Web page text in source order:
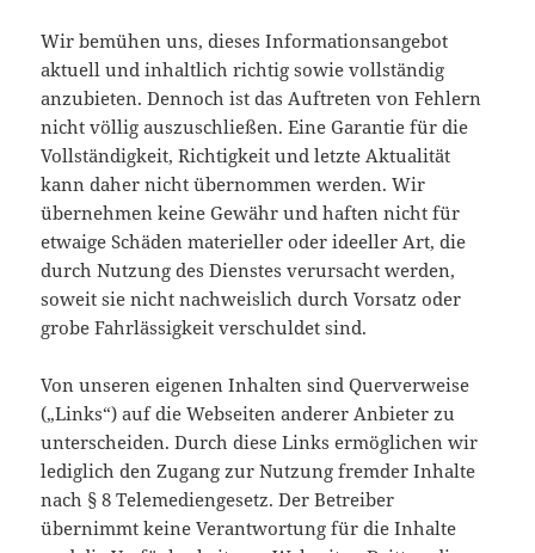
Wir bemühen uns, dieses Informationsangebot
aktuell und inhaltlich richtig sowie vollständig
anzubieten. Dennoch ist das Auftreten von Fehlern
nicht völlig auszuschließen. Eine Garantie für die
Vollständigkeit, Richtigkeit und letzte Aktualität
kann daher nicht übernommen werden. Wir
übernehmen keine Gewähr und haften nicht für
etwaige Schäden materieller oder ideeller Art, die
durch Nutzung des Dienstes verursacht werden,
soweit sie nicht nachweislich durch Vorsatz oder
grobe Fahrlässigkeit verschuldet sind.
Von unseren eigenen Inhalten sind Querverweise
(„Links“) auf die Webseiten anderer Anbieter zu
unterscheiden. Durch diese Links ermöglichen wir
lediglich den Zugang zur Nutzung fremder Inhalte
nach § 8 Telemediengesetz. Der Betreiber
übernimmt keine Verantwortung für die Inhalte